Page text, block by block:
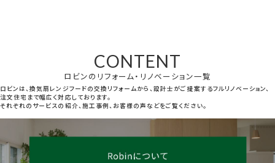
CONTENT
ロビンのリフォーム・リノベーション一覧
ロビンは、換気扇レンジフードの交換リフォームから、設計士がご提案するフルリノベーション、
注文住宅まで幅広く対応しております。
それぞれのサービスの紹介、施工事例、お客様の声などをご覧ください。